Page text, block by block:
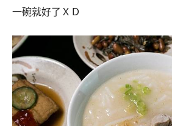
一碗就好了ＸＤ